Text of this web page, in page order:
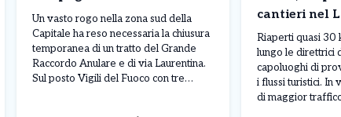
Un vasto rogo nella zona sud della
Capitale ha reso necessaria la chiusura
temporanea di un tratto del Grande
Raccordo Anulare e di via Laurentina.
Sul posto Vigili del Fuoco con tre
cantieri nel
Riaperti quasi 30
lungo le direttrici
capoluoghi di
i flussi turistici. In
di maggior
estive, prende il